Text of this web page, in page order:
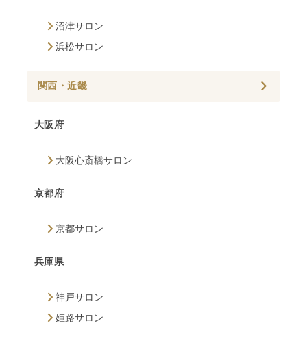
沼津サロン
浜松サロン
関西・近畿
大阪府
大阪心斎橋サロン
京都府
京都サロン
兵庫県
神戸サロン
姫路サロン